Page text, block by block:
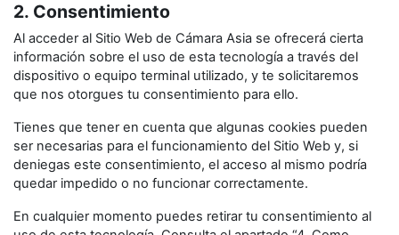
2. Consentimiento
Al acceder al Sitio Web de Cámara Asia se ofrecerá cierta
información sobre el uso de esta tecnología a través del
dispositivo o equipo terminal utilizado, y te solicitaremos
que nos otorgues tu consentimiento para ello.
Tienes que tener en cuenta que algunas cookies pueden
ser necesarias para el funcionamiento del Sitio Web y, si
deniegas este consentimiento, el acceso al mismo podría
quedar impedido o no funcionar correctamente.
En cualquier momento puedes retirar tu consentimiento al